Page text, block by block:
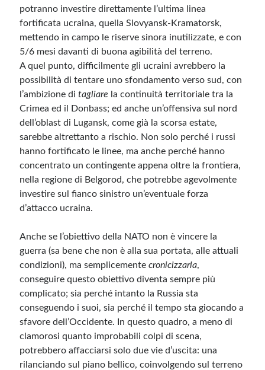
potranno investire direttamente l’ultima linea
fortificata ucraina, quella Slovyansk-Kramatorsk,
mettendo in campo le riserve sinora inutilizzate, e con
5/6 mesi davanti di buona agibilità del terreno.
A quel punto, difficilmente gli ucraini avrebbero la
possibilità di tentare uno sfondamento verso sud, con
l’ambizione ditagliare la continuità territoriale tra la
Crimea ed il Donbass; ed anche un’offensiva sul nord
dell’oblast di Lugansk, come già la scorsa estate,
sarebbe altrettanto a rischio. Non solo perché i russi
hanno fortificato le linee, ma anche perché hanno
concentrato un contingente appena oltre la frontiera,
nella regione di Belgorod, che potrebbe agevolmente
investire sul fianco sinistro un’eventuale forza
d’attacco ucraina.
Anche se l’obiettivo della NATO non è vincere la
guerra (sa bene che non è alla sua portata, alle attuali
condizioni), ma semplicementecronicizzarla,
conseguire questo obiettivo diventa sempre più
complicato; sia perché intanto la Russia sta
conseguendo i suoi, sia perché il tempo sta giocando a
sfavore dell’Occidente. In questo quadro, a meno di
clamorosi quanto improbabili colpi di scena,
potrebbero affacciarsi solo due vie d’uscita: una
rilanciando sul piano bellico, coinvolgendo sul terreno